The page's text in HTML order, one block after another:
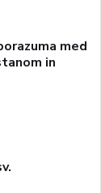
med
in